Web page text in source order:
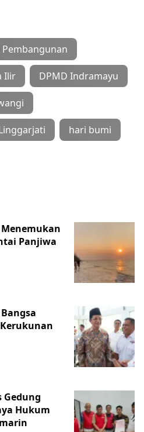
Pembangunan
Ilir DPMD Indramayu
hari bumi
Panjiwa
Gedung
Hukum